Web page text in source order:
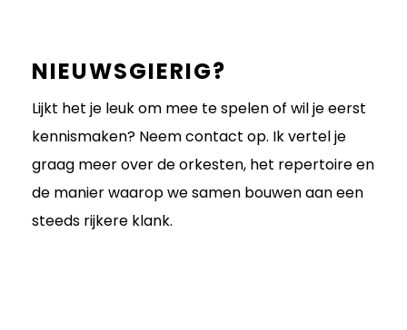
NIEUWSGIERIG?
Lijkt het je leuk om mee te spelen of wil je eerst
kennismaken? Neem contact op. Ik vertel je
graag meer over de orkesten, het repertoire en
de manier waarop we samen bouwen aan een
steeds rijkere klank.